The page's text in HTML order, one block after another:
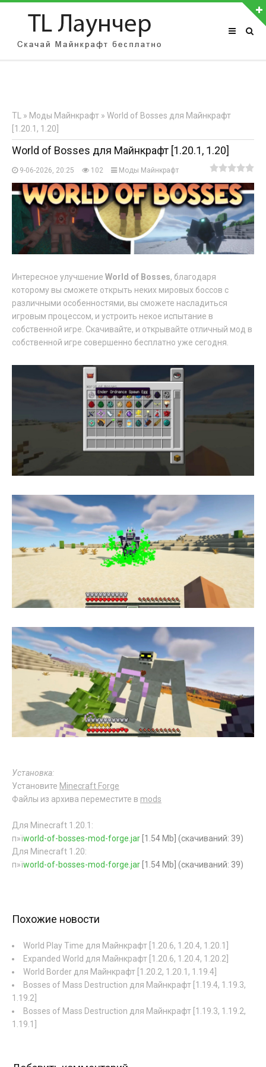
АВТОРИЗАЦИЯ НА САЙТЕ
Регистрация
TL » Моды Майнкрафт » World of Bosses для Майнкрафт
[1.20.1, 1.20]
World of Bosses для Майнкрафт [1.20.1, 1.20]
9-06-2026, 20:25 102 Моды Майнкрафт
Интересное улучшение World of Bosses, благодаря
которому вы сможете открыть неких мировых боссов с
различными особенностями, вы сможете насладиться
игровым процессом, и устроить некое испытание в
собственной игре. Скачивайте, и открывайте отличный мод в
собственной игре совершенно бесплатно уже сегодня.
Установка:
Установите Minecraft Forge
Файлы из архива переместите в mods
Для Minecraft 1.20.1:
п»їworld-of-bosses-mod-forge.jar [1.54 Mb] (cкачиваний: 39)
Для Minecraft 1.20:
п»їworld-of-bosses-mod-forge.jar [1.54 Mb] (cкачиваний: 39)
Похожие новости
World Play Time для Майнкрафт [1.20.6, 1.20.4, 1.20.1]
Expanded World для Майнкрафт [1.20.6, 1.20.4, 1.20.2]
World Border для Майнкрафт [1.20.2, 1.20.1, 1.19.4]
Bosses of Mass Destruction для Майнкрафт [1.19.4, 1.19.3,
1.19.2]
Bosses of Mass Destruction для Майнкрафт [1.19.3, 1.19.2,
1.19.1]